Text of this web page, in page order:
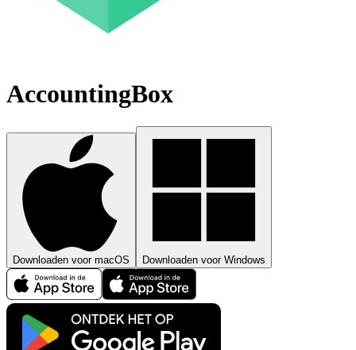
AccountingBox
Downloaden voor macOS Downloaden voor Windows